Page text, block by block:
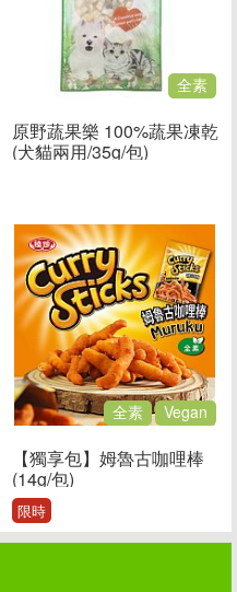
全素
原野蔬果樂 100%蔬果凍乾
(犬貓兩用/35g/包)
全素 Vegan
【獨享包】姆魯古咖哩棒
(14g/包)
限時